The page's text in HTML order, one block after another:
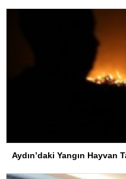
Aydın’daki Yangın Hayvan